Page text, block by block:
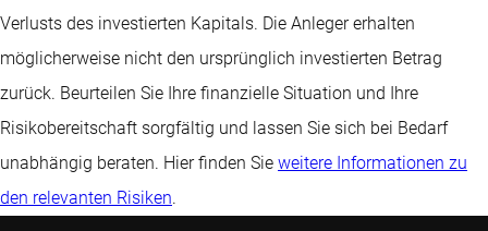
Verlusts des investierten Kapitals. Die Anleger erhalten
möglicherweise nicht den ursprünglich investierten Betrag
zurück. Beurteilen Sie Ihre finanzielle Situation und Ihre
Risikobereitschaft sorgfältig und lassen Sie sich bei Bedarf
unabhängig beraten. Hier finden Sie weitere Informationen zu
den relevanten Risiken.